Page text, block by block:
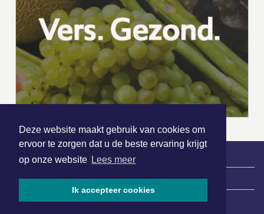
Deze website maakt gebruik van cookies om
ervoor te zorgen dat u de beste ervaring krijgt
op onze website Lees meer
Ik accepteer cookies
| Nieuws | Sport | Evenementen